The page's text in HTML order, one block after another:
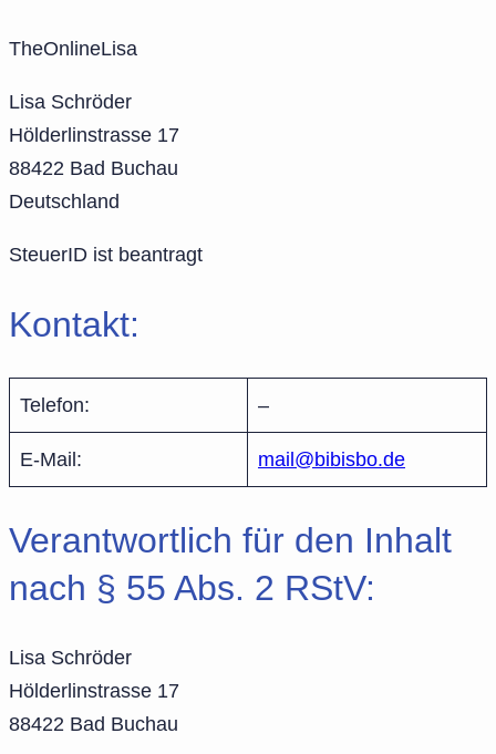
TheOnlineLisa
Lisa Schröder
Hölderlinstrasse 17
88422 Bad Buchau
Deutschland
SteuerID ist beantragt
Kontakt:
Telefon: –
E-Mail: mail@bibisbo.de
Verantwortlich für den Inhalt
nach § 55 Abs. 2 RStV:
Lisa Schröder
Hölderlinstrasse 17
88422 Bad Buchau